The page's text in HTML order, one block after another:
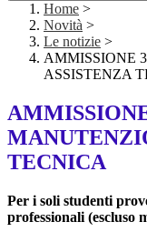
Home >
Novità >
Le notizie >
AMMISSIONE
ASSISTENZA
TECNICA
Per i soli studenti
professionali (escluso